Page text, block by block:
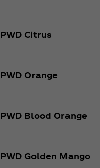
PWD Citrus
PWD Orange
PWD Blood Orange
PWD Golden Mango